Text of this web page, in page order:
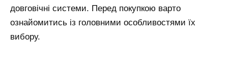
довговічні системи. Перед покупкою варто
ознайомитись із головними особливостями їх
вибору.